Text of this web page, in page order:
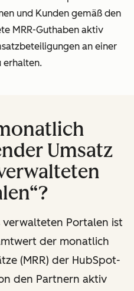
und Kunden gemäß den
MRR-Guthaben aktiv
an einer
erhalten.
Umsatz
verwalteten Portalen ist
der monatlich
(MRR) der HubSpot-
den Partnern aktiv